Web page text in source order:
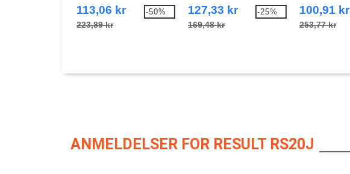
113,06 kr
223,89 kr
-50% 127,33 kr
169,48 kr
-25% 100,91 kr
253,77 kr
ANMELDELSER FOR RESULT RS20J